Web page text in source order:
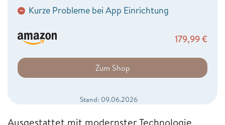
− Kurze Probleme bei App Einrichtung
179,99€
Zum Shop
Stand: 09.06.2026
Ausgestattet mit modernster Technologie